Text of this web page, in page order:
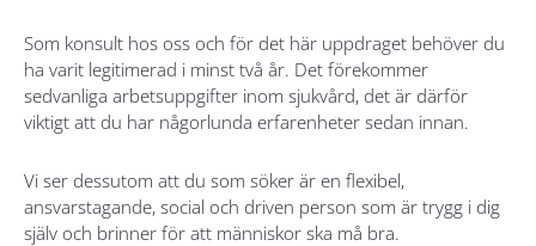
Som konsult hos oss och för det här uppdraget behöver du
ha varit legitimerad i minst två år. Det förekommer
sedvanliga arbetsuppgifter inom sjukvård, det är därför
viktigt att du har någorlunda erfarenheter sedan innan.
Vi ser dessutom att du som söker är en flexibel,
ansvarstagande, social och driven person som är trygg i dig
själv och brinner för att människor ska må bra.